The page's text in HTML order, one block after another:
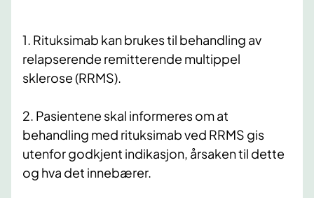
1. Rituksimab kan brukes til behandling av
relapserende remitterende multippel
sklerose (RRMS).
2. Pasientene skal informeres om at
behandling med rituksimab ved RRMS gis
utenfor godkjent indikasjon, årsaken til dette
og hva det innebærer.